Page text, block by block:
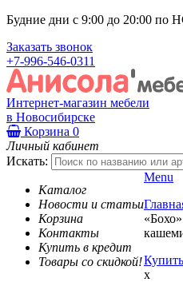
Будние дни с 9:00 до 20:00 по
Заказать звонок
+7-996-546-0311
Интернет-магазин мебели
в Новосибирске
Корзина 0
Личный кабинет
Искать:
Каталог
Новости и статьи
Корзина
Контакты
Купить в кредит
Товары со скидкой!
Menu
x